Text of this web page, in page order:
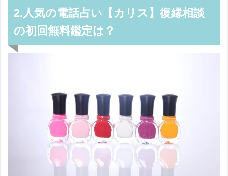
2.人気の電話占い【カリス】復縁相談
の初回無料鑑定は？